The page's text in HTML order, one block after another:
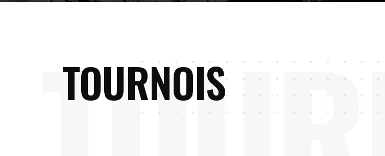
TOURNOIS